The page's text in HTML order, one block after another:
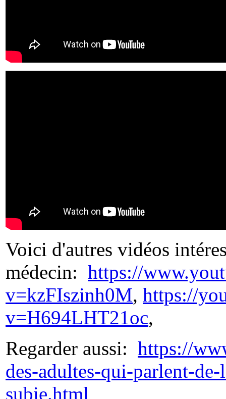
Voici d'autres vidéos
médecin: https://
v=kzFIszinh0M, https://
v=H694LHT21oc,
Regarder aussi: https://
des-adultes-qui-parlent-
subie.html